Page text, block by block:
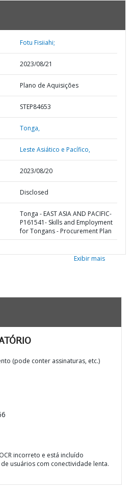
Fotu Fisiiahi;
2023/08/21
Plano de Aquisições
STEP84653
Tonga,
Leste Asiático e Pacífico,
2023/08/20
Disclosed
Tonga - EAST ASIA AND PACIFIC-
P161541- Skills and Employment
for Tongans - Procurement Plan
Exibir mais
(pode conter assinaturas, etc.)
incorreto e está incluído
usuários com conectividade lenta.